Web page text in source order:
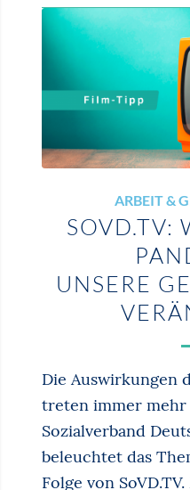
ARBEIT &
SOVD.TV:
UNSERE
Die Auswirkungen
treten immer mehr
Sozialverband
beleuchtet das
Folge von